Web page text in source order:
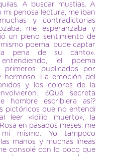
A buscar mustias. A
mi penosa lectura, me iban
y contradictorias
me esperanzaba y
un pleno sentimiento de
poema, pude captar
pena de su canto».
el poema
primeros publicados por
hermoso. La emoción del
y los colores de la
¿Qué secreta
hombre escribiera así?
pictóricos que no entendí
leer «Idilio muerto», la
en pasados meses, me
mismo. Yo tampoco
manos y muchas líneas
consolé con lo poco que